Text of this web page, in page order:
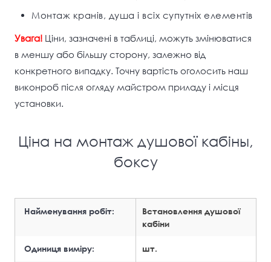
Монтаж кранів, душа і всіх супутніх елементів
Увага! Ціни, зазначені в таблиці, можуть змінюватися
в меншу або більшу сторону, залежно від
конкретного випадку. Точну вартість оголосить наш
виконроб після огляду майстром приладу і місця
установки.
Ціна на монтаж душової кабіны,
боксу
Найменування робіт:
Встановлення душової
кабіни
Одиниця виміру: шт.